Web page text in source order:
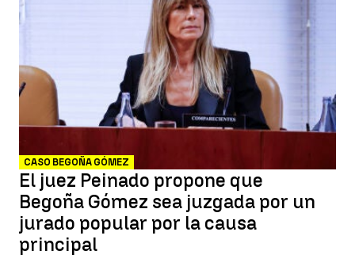
CASO BEGOÑA GÓMEZ
El juez Peinado propone que
Begoña Gómez sea juzgada por un
jurado popular por la causa
principal